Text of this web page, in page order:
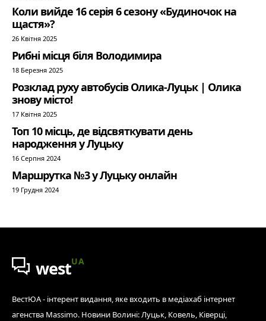
Коли вийде 16 серія 6 сезону «Будиночок на
щастя»?
26 Квітня 2025
Рибні місця біля Володимира
18 Березня 2025
Розклад руху автобусів Олика-Луцьк | Олика
знову місто!
17 Квітня 2025
Топ 10 місць, де відсвяткувати день
народження у Луцьку
16 Серпня 2024
Маршрутка №3 у Луцьку онлайн
19 Грудня 2024
westUA
ВестЮА - інтерент видання, яке входить в медіахаб інтернет
агенства Massimo. Новини Волині: Луцьк, Ковель, Ківерці,